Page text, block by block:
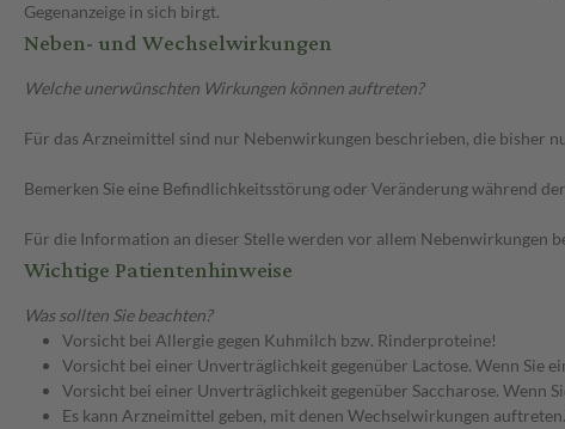
Gegenanzeige in sich birgt.
Neben- und Wechselwirkungen
Welche unerwünschten Wirkungen können auftreten?
Für das Arzneimittel sind nur Nebenwirkungen beschrieben, die bisher
Bemerken Sie eine Befindlichkeitsstörung oder Veränderung während
Für die Information an dieser Stelle werden vor allem Nebenwirkungen
Wichtige Patientenhinweise
Was sollten Sie beachten?
Vorsicht bei Allergie gegen Kuhmilch bzw. Rinderproteine!
Vorsicht bei einer Unverträglichkeit gegenüber Lactose. Wenn Sie
Vorsicht bei einer Unverträglichkeit gegenüber Saccharose. Wenn
Es kann Arzneimittel geben, mit denen Wechselwirkungen